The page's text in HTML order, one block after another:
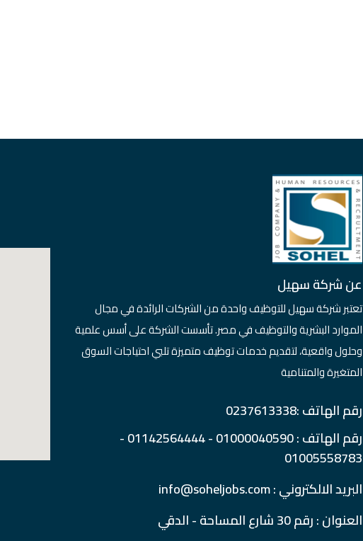
عن شركة سهيل
تعتبر شركة سهيل للتوظيف واحدة من الشركات الرائدة في مجال
الموارد البشرية والتوظيف في مصر. تأسست الشركة على أسس علمية
وحلول واقعية، لتقديم خدمات توظيف متميزة تلبي احتياجات السوق
المتغيرة والمتنامية
رقم الهاتف :0237613338
رقم الهاتف : 01000040590 - 01142564444 -
01005558783
البريد الالكتروني : info@soheljobs.com
العنوان : رقم 30 شارع المساحة - الدقي